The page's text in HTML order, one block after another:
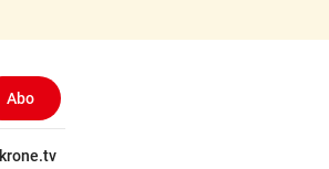
Abo
krone.tv